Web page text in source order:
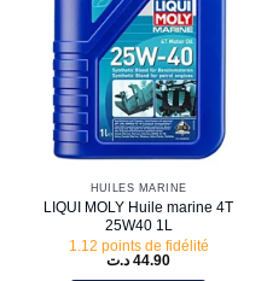
HUILES MARINE
LIQUI MOLY Huile marine 4T
25W40 1L
1.12 points de fidélité
44.90 د.ت